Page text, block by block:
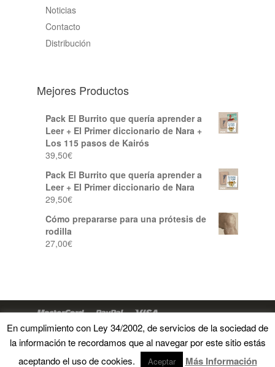
Noticias
Contacto
Distribución
Mejores Productos
Pack El Burrito que quería aprender a
Leer + El Primer diccionario de Nara +
Los 115 pasos de Kairós
39,50€
Pack El Burrito que quería aprender a
Leer + El Primer diccionario de Nara
29,50€
Cómo prepararse para una prótesis de
rodilla
27,00€
Copyright 2018 © Degomagom.com | Términos y
condiciones
En cumplimiento con Ley 34/2002, de servicios de la sociedad de
la información te recordamos que al navegar por este sitio estás
aceptando el uso de cookies.
Aceptar Más Información